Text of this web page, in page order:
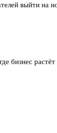
выйти
бизнес растёт